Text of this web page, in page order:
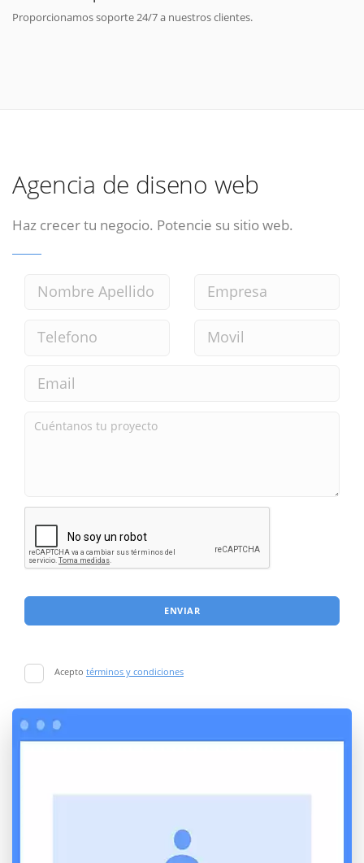
Proporcionamos soporte 24/7 a nuestros clientes.
Agencia de diseno web
Haz crecer tu negocio. Potencie su sitio web.
ENVIAR
Acepto términos y condiciones